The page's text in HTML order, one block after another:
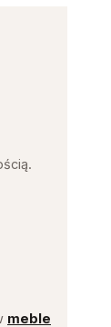
meble